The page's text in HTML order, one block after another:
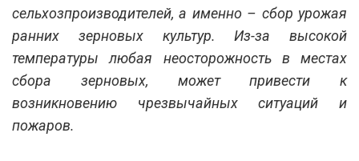
сельхозпроизводителей, а именно – сбор урожая
ранних зерновых культур. Из-за высокой
температуры любая неосторожность в местах
сбора зерновых, может привести к
возникновению чрезвычайных ситуаций и
пожаров.